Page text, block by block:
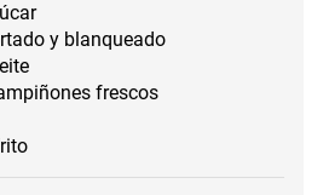
y blanqueado
frescos